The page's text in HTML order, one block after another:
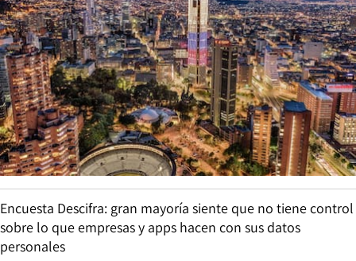
Encuesta Descifra: gran mayoría siente que no tiene control
sobre lo que empresas y apps hacen con sus datos
personales